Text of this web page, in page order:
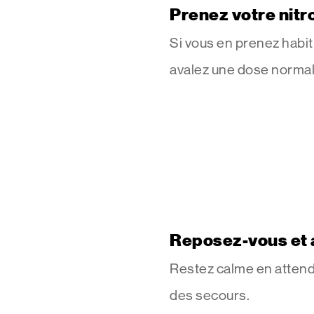
Prenez votre
Si vous en prenez
avalez une dose
Reposez-vous et
Restez calme en
des secours.